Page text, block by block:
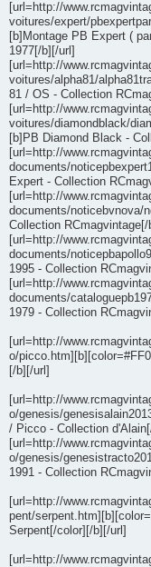
[url=http://
voitures/expert/
[b]Montage PB Expert (
1977[/b][/url]
[url=http://
voitures/alpha81/
81 / OS - Collection
[url=http://
voitures/diamondblack/
[b]PB Diamond Black -
[url=http://
documents/
Expert - Collection
[url=http://
documents/noticebvnova/
Collection RCmagvintage[/
[url=http://
documents/
1995 - Collection
[url=http://
documents/
1979 - Collection
[url=http://
o/
[/b][/url]
[url=http://
o/genesis/
/ Picco - Collection
[url=http://
o/genesis/
1991 - Collection
[url=http://
pent/
Serpent[/color][/b][/url]
[url=http://